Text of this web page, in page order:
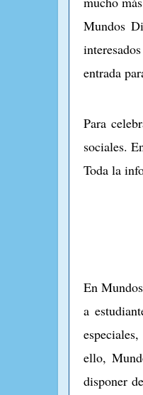
Mundos
entrada
Para
sociales.
Toda la
En
a
ello,
disponer